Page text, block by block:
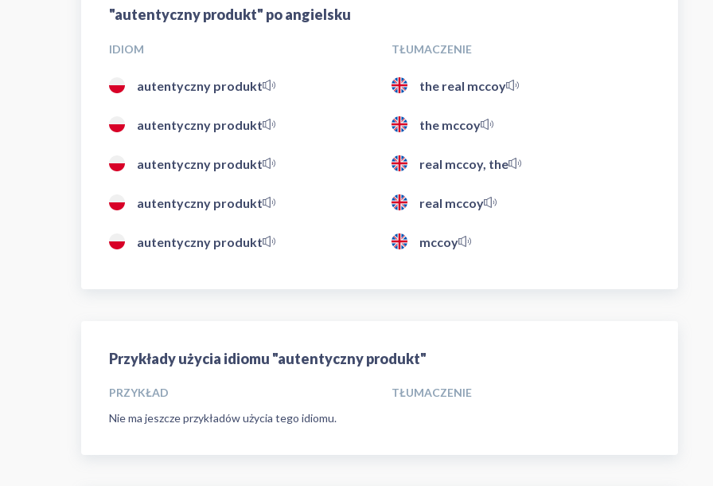
"autentyczny produkt" po angielsku
IDIOM TŁUMACZENIE
autentyczny produkt the real mccoy
autentyczny produkt the mccoy
autentyczny produkt real mccoy, the
autentyczny produkt real mccoy
autentyczny produkt mccoy
Przykłady użycia idiomu "autentyczny produkt"
PRZYKŁAD
TŁUMACZENIE
Nie ma jeszcze przykładów użycia tego idiomu.